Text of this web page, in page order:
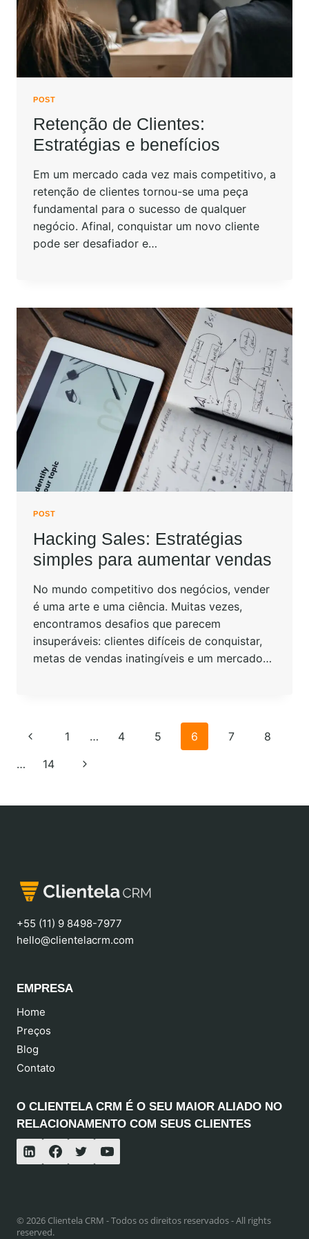
POST
Retenção de Clientes:
Estratégias e benefícios
Em um mercado cada vez mais competitivo, a
retenção de clientes tornou-se uma peça
fundamental para o sucesso de qualquer
negócio. Afinal, conquistar um novo cliente
pode ser desafiador e…
POST
Hacking Sales: Estratégias
simples para aumentar vendas
No mundo competitivo dos negócios, vender
é uma arte e uma ciência. Muitas vezes,
encontramos desafios que parecem
insuperáveis: clientes difíceis de conquistar,
metas de vendas inatingíveis e um mercado…
1 … 4 5 6 7
8
…
14
+55 (11) 9 8498-7977
hello@clientelacrm.com
EMPRESA
Home
Preços
Blog
Contato
O CLIENTELA CRM É O SEU MAIOR ALIADO NO
RELACIONAMENTO COM SEUS CLIENTES
© 2026 Clientela CRM - Todos os direitos reservados - All rights
reserved.